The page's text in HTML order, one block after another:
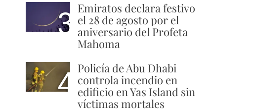
3 Emiratos declara festivo
el 28 de agosto por el
aniversario del Profeta
Mahoma
4 Policía de Abu Dhabi
controla incendio en
edificio en Yas Island sin
víctimas mortales